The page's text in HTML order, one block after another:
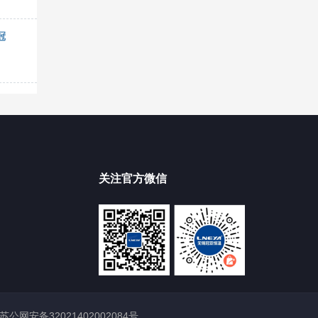
关注官方微信